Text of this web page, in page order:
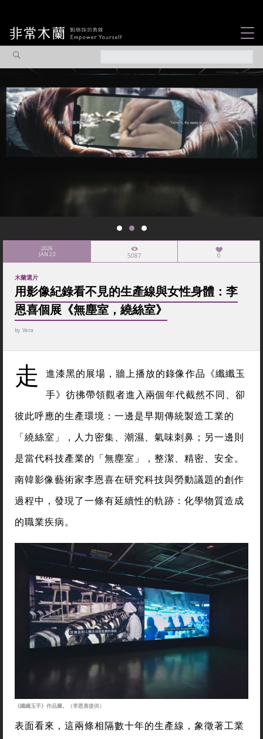
焦點企劃
社會企業
認識我們
2026
JAN 23 5087 0
木蘭選片
用影像紀錄看不見的生產線與女性身體：李
恩喜個展《無塵室，繞絲室》
by Vera
走
進漆黑的展場，牆上播放的錄像作品《纖纖玉
手》彷彿帶領觀者進入兩個年代截然不同、卻
彼此呼應的生產環境：一邊是早期傳統製造工業的
「繞絲室」，人力密集、潮濕、氣味刺鼻；另一邊則
是當代科技產業的「無塵室」，整潔、精密、安全。
南韓影像藝術家李恩喜在研究科技與勞動議題的創作
過程中，發現了一條有延續性的軌跡：化學物質造成
的職業疾病。
《纖纖玉手》作品圖。（李恩喜提供）
表面看來，這兩條相隔數十年的生產線，象徵著工業